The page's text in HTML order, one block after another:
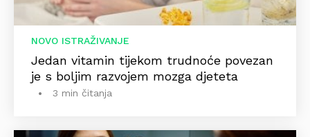
NOVO ISTRAŽIVANJE
Jedan vitamin tijekom trudnoće povezan
je s boljim razvojem mozga djeteta
3 min čitanja